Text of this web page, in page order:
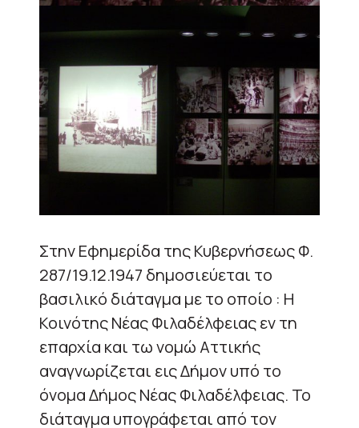
Στην Εφημερίδα της Κυβερνήσεως Φ.
287/19.12.1947 δημοσιεύεται το
βασιλικό διάταγμα με το οποίο : Η
Κοινότης Νέας Φιλαδέλφειας εν τη
επαρχία και τω νομώ Αττικής
αναγνωρίζεται εις Δήμον υπό το
όνομα Δήμος Νέας Φιλαδέλφειας. Το
διάταγμα υπογράφεται από τον